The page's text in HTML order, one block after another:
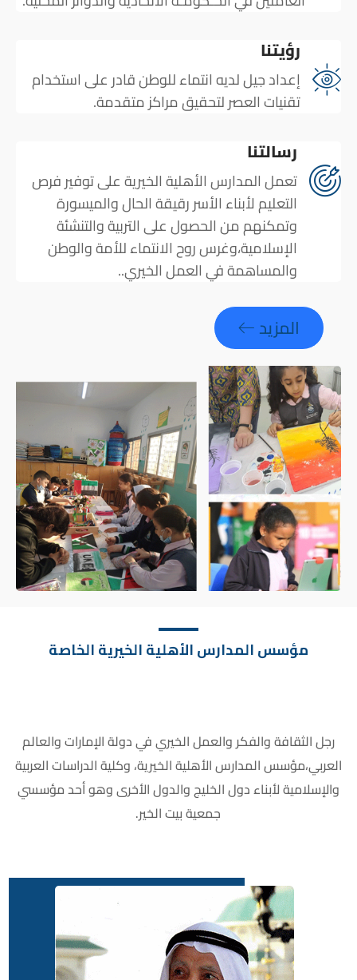
رؤيتنا
إعداد جيل لديه انتماء للوطن قادر على استخدام
تقنيات العصر لتحقيق مراكز متقدمة.
رسالتنا
تعمل المدارس الأهلية الخيرية على توفير فرص
التعليم لأبناء الأسر رقيقة الحال والميسورة
وتمكنهم من الحصول على التربية والتنشئة
الإسلامية،وغرس روح الانتماء للأمة والوطن
والمساهمة في العمل الخيري..
المزيد
مؤسس المدارس الأهلية الخيرية الخاصة
رجل الثقافة والفكر والعمل الخيري في دولة الإمارات والعالم
العربي،مؤسس المدارس الأهلية الخيرية، وكلية الدراسات العربية
والإسلامية لأبناء دول الخليج والدول الأخرى وهو أحد مؤسسي
جمعية بيت الخير.